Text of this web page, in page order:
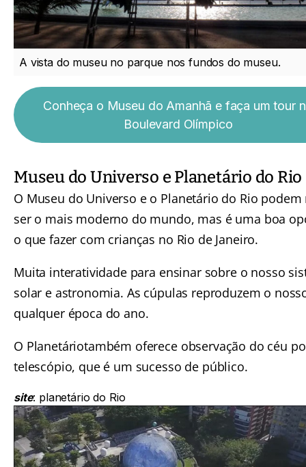
A vista do museu no parque nos fundos do museu.
Conheça o Museu do Amanhã e faça um tour
Boulevard Olímpico
Museu do Universo e Planetário do Rio
O Museu do Universo e o Planetário do Rio podem
ser o mais moderno do mundo, mas é uma boa
o que fazer com crianças no Rio de Janeiro.
Muita interatividade para ensinar sobre o nosso
solar e astronomia. As cúpulas reproduzem o
qualquer época do ano.
O Planetáriotambém oferece observação do céu
telescópio, que é um sucesso de público.
site: planetário do Rio